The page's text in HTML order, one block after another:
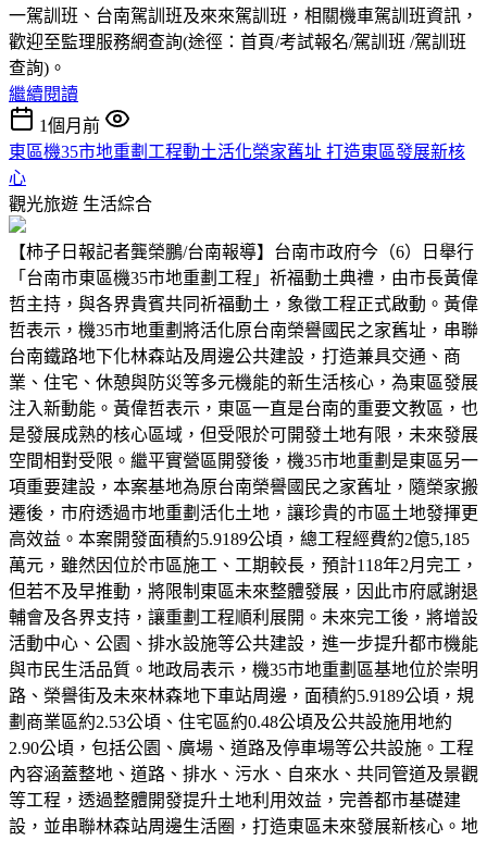
一駕訓班、台南駕訓班及來來駕訓班，相關機車駕訓班資訊，
歡迎至監理服務網查詢(途徑：首頁/考試報名/駕訓班 /駕訓班
查詢)。
繼續閱讀
1個月前
東區機35市地重劃工程動土活化榮家舊址 打造東區發展新核
心
觀光旅遊 生活綜合
【柿子日報記者龔榮鵬/台南報導】台南市政府今（6）日舉行
「台南市東區機35市地重劃工程」祈福動土典禮，由市長黃偉
哲主持，與各界貴賓共同祈福動土，象徵工程正式啟動。黃偉
哲表示，機35市地重劃將活化原台南榮譽國民之家舊址，串聯
台南鐵路地下化林森站及周邊公共建設，打造兼具交通、商
業、住宅、休憩與防災等多元機能的新生活核心，為東區發展
注入新動能。黃偉哲表示，東區一直是台南的重要文教區，也
是發展成熟的核心區域，但受限於可開發土地有限，未來發展
空間相對受限。繼平實營區開發後，機35市地重劃是東區另一
項重要建設，本案基地為原台南榮譽國民之家舊址，隨榮家搬
遷後，市府透過市地重劃活化土地，讓珍貴的市區土地發揮更
高效益。本案開發面積約5.9189公頃，總工程經費約2億5,185
萬元，雖然因位於市區施工、工期較長，預計118年2月完工，
但若不及早推動，將限制東區未來整體發展，因此市府感謝退
輔會及各界支持，讓重劃工程順利展開。未來完工後，將增設
活動中心、公園、排水設施等公共建設，進一步提升都市機能
與市民生活品質。地政局表示，機35市地重劃區基地位於崇明
路、榮譽街及未來林森地下車站周邊，面積約5.9189公頃，規
劃商業區約2.53公頃、住宅區約0.48公頃及公共設施用地約
2.90公頃，包括公園、廣場、道路及停車場等公共設施。工程
內容涵蓋整地、道路、排水、污水、自來水、共同管道及景觀
等工程，透過整體開發提升土地利用效益，完善都市基礎建
設，並串聯林森站周邊生活圈，打造東區未來發展新核心。地